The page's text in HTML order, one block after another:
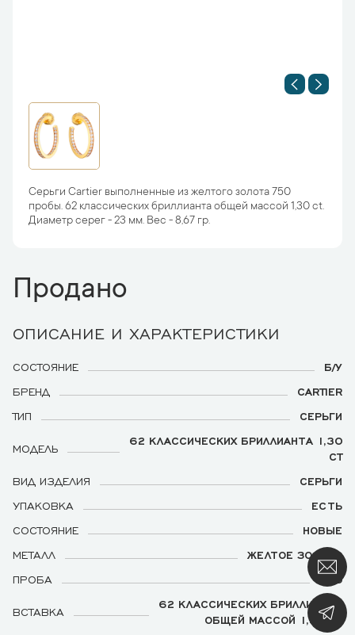
Серьги Cartier выполненные из желтого золота 750
пробы. 62 классических бриллианта общей массой 1,30 ct.
Диаметр серег - 23 мм. Вес - 8,67 гр.
Продано
ОПИСАНИЕ И ХАРАКТЕРИСТИКИ
СОСТОЯНИЕ
Б/У
БРЕНД
CARTIER
ТИП
СЕРЬГИ
МОДЕЛЬ
62 КЛАССИЧЕСКИХ БРИЛЛИАНТА 1,30
CT
ВИД ИЗДЕЛИЯ
СЕРЬГИ
УПАКОВКА
ЕСТЬ
СОСТОЯНИЕ
НОВЫЕ
МЕТАЛЛ
ЖЕЛТОЕ ЗОЛОТО
ПРОБА
750
ВСТАВКА
62 КЛАССИЧЕСКИХ БРИЛЛИАНТА
ОБЩЕЙ МАССОЙ 1,30 CT